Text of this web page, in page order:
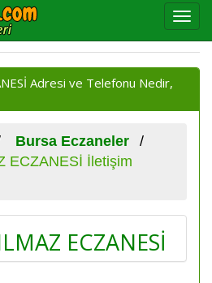
Adresi ve Telefonu Nedir,
Bursa Eczaneler
ECZANESİ İletişim
ECZANESİ